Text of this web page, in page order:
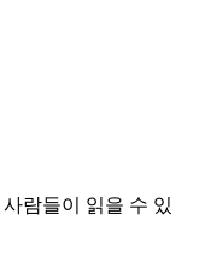
람들이 읽을 수 있